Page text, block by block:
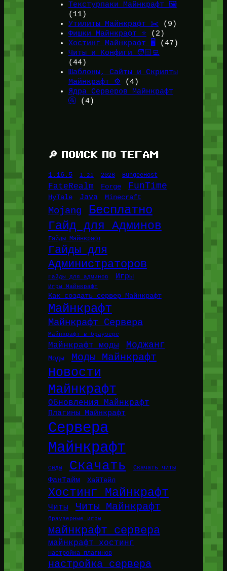
Текстурпаки Майнкрафт 🖼️
(11)
Утилиты Майнкрафт ✂️ (9)
Фишки Майнкрафт ⭐(2)
Хостинг Майнкрафт 🖥️ (47)
Читы и Конфиги 🧑🏻‍💻
(44)
Шаблоны, Сайты и Скрипты
Майнкрафт ⚙️ (4)
Ядра Серверов Майнкрафт
🚰(4)
🔎 ПОИСК ПО ТЕГАМ
1.16.5 1.21 2026 BungeeHost
FateRealm Forge FunTime
HyTale Java Minecraft
Mojang Бесплатно
Гайд для Админов
Гайды Майнкрафт
Гайды для
Администраторов
Гайды для админов Игры
Игры Майнкрафт
Как создать сервер Майнкрафт
Майнкрафт
Майнкрафт Сервера
Майнкрафт в браузере
Майнкрафт моды Моджанг
Моды Моды Майнкрафт
Новости
Майнкрафт
Обновления Майнкрафт
Плагины Майнкрафт
Сервера
Майнкрафт
Сиды Скачать Скачать читы
ФанТайм ХайТейл
Хостинг Майнкрафт
Читы Читы Майнкрафт
браузерные игры
майнкрафт сервера
майнкрафт хостинг
настройка плагинов
настройка сервера